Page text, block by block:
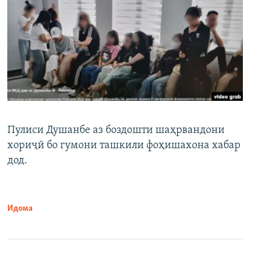
Пулиси Душанбе аз боздошти шаҳрвандони
хориҷӣ бо гумони ташкили фоҳишахона хабар
дод.
Идома